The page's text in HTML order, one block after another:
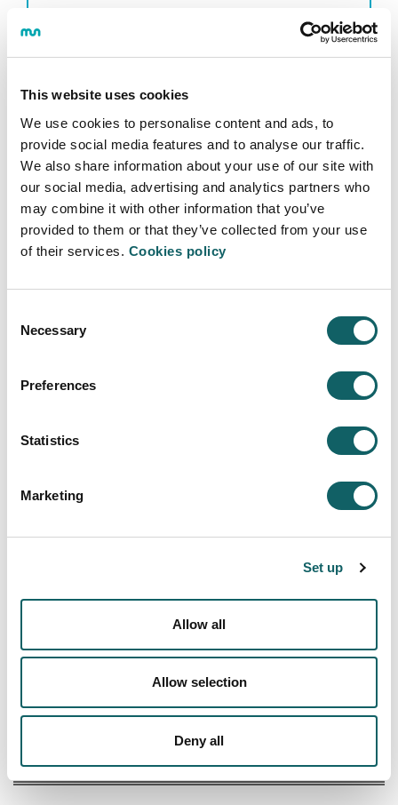
This website uses cookies
We use cookies to personalise content and ads, to
provide social media features and to analyse our traffic.
We also share information about your use of our site with
our social media, advertising and analytics partners who
may combine it with other information that you’ve
provided to them or that they’ve collected from your use
of their services. Cookies policy
Selection
Necessary
Preferences
Statistics
Marketing
Set up
Allow all
Allow selection
Deny all
NOREN ESKU
Psikologo psikoterapeuta kolegiatuek egingo
diete erabiltzaileei arreta.
943 71 41 57 (5241)
apz.huhezi@mondragon.edu